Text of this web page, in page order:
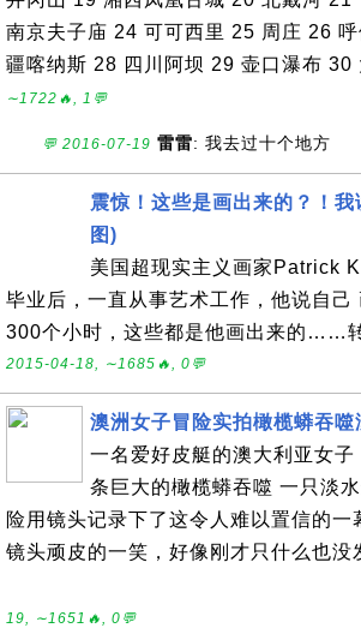
南京夫子庙 24 可可西里 25 周庄 26
疆喀纳斯 28 四川阿坝 29 壶口瀑布 30
∼1722🔥, 1💬
💬 2016-07-19 雷雷: 我去过十个地方
震惊！这些是画出来的？！我
图)
美国超现实主义画家Patrick
毕业后，一直从事艺术工作，他说自己
300个小时，这些都是他画出来的……
2015-04-18, ∼1685🔥, 0💬
澳洲女子冒险实拍橄榄蟒吞
一名爱好皮艇的澳大利亚女子
条巨大的橄榄蟒吞噬 一只淡
险用镜头记录下了这令人难以置信的一
镜头顽皮的一笑，好像刚才只什么
19, ∼1651🔥, 0💬